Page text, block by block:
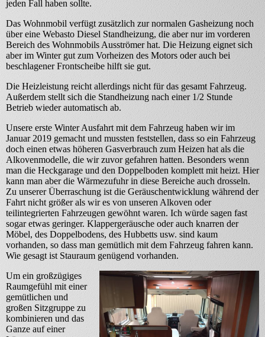
jeden Fall haben sollte.
Das Wohnmobil verfügt zusätzlich zur normalen Gasheizung noch
über eine Webasto Diesel Standheizung, die aber nur im vorderen
Bereich des Wohnmobils Ausströmer hat. Die Heizung eignet sich
aber im Winter gut zum Vorheizen des Motors oder auch bei
beschlagener Frontscheibe hilft sie gut.
Die Heizleistung reicht allerdings nicht für das gesamt Fahrzeug.
Außerdem stellt sich die Standheizung nach einer 1/2 Stunde
Betrieb wieder automatisch ab.
Unsere erste Winter Ausfahrt mit dem Fahrzeug haben wir im
Januar 2019 gemacht und mussten feststellen, dass so ein Fahrzeug
doch einen etwas höheren Gasverbrauch zum Heizen hat als die
Alkovenmodelle, die wir zuvor gefahren hatten. Besonders wenn
man die Heckgarage und den Doppelboden komplett mit heizt. Hier
kann man aber die Wärmezufuhr in diese Bereiche auch drosseln.
Zu unserer Überraschung ist die Geräuschentwicklung während der
Fahrt nicht größer als wir es von unseren Alkoven oder
teilintegrierten Fahrzeugen gewöhnt waren. Ich würde sagen fast
sogar etwas geringer. Klappergeräusche oder auch knarren der
Möbel, des Doppelbodens, des Hubbetts usw. sind kaum
vorhanden, so dass man gemütlich mit dem Fahrzeug fahren kann.
Wie gesagt ist Stauraum genügend vorhanden.
Um ein großzügiges
Raumgefühl mit einer
gemütlichen und
großen Sitzgruppe zu
kombinieren und das
Ganze auf einer